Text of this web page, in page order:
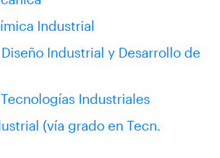
Industrial
Industrial y Desarrollo de
Industriales
(vía grado en Tecn.